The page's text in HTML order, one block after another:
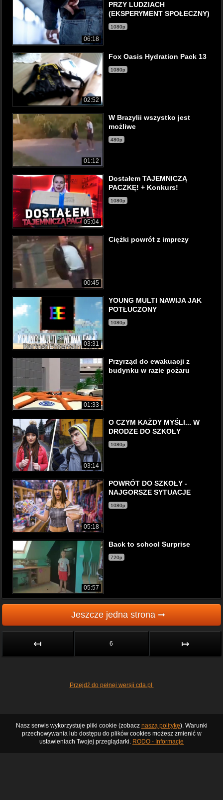
06:18
PRZY LUDZIACH
(EKSPERYMENT SPOŁECZNY)
1080p
02:52
Fox Oasis Hydration Pack 13
1080p
01:12
W Brazylii wszystko jest
możliwe
480p
05:04
Dostałem TAJEMNICZĄ
PACZKĘ! + Konkurs!
1080p
00:45
Ciężki powrót z imprezy
03:31
YOUNG MULTI NAWIJA JAK
POTŁUCZONY
1080p
01:33
Przyrząd do ewakuacji z
budynku w razie pożaru
03:14
O CZYM KAŻDY MYŚLI... W
DRODZE DO SZKOŁY
1080p
05:18
POWRÓT DO SZKOŁY -
NAJGORSZE SYTUACJE
1080p
05:57
Back to school Surprise
720p
Jeszcze jedna strona ➞
↤ 6 ↦
Przejdź do pełnej wersji cda.pl
Nasz serwis wykorzystuje pliki cookie (zobacz naszą politykę). Warunki
przechowywania lub dostępu do plików cookies możesz zmienić w
ustawieniach Twojej przeglądarki. RODO - Informacje